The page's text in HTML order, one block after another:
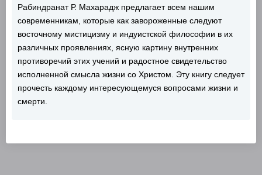
Рабиндранат Р. Махарадж предлагает всем нашим
современникам, которые как завороженные следуют
восточному мистицизму и индуистской философии в их
различных проявлениях, ясную картину внутренних
противоречий этих учений и радостное свидетельство
исполненной смысла жизни со Христом. Эту книгу следует
прочесть каждому интересующемуся вопросами жизни и
смерти.